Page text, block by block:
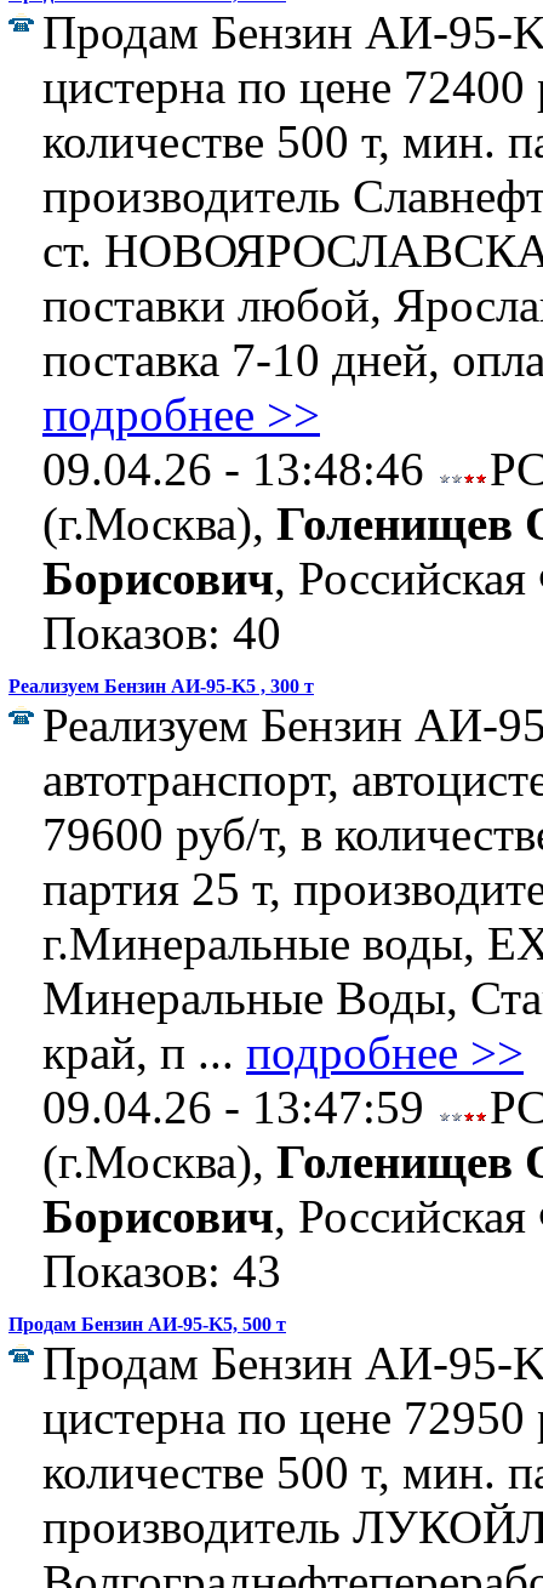
Продам Бензин АИ-95-
цистерна по цене 72400
количестве 500 т, мин.
производитель
ст.
поставки любой,
поставка 7-10 дней,
подробнее >>
09.04.26 - 13:48:46
(г.Москва), Голенищев
Борисович,
Показов: 40
Реализуем Бензин АИ-95-K5 , 300 т
Реализуем Бензин АИ-
автотранспорт,
79600 руб/т, в
партия 25 т,
г.Минеральные воды,
Минеральные Воды,
край, п ... подробнее >>
09.04.26 - 13:47:59
(г.Москва), Голенищев
Борисович,
Показов: 43
Продам Бензин АИ-95-K5, 500 т
Продам Бензин АИ-95-
цистерна по цене 72950
количестве 500 т, мин.
производитель